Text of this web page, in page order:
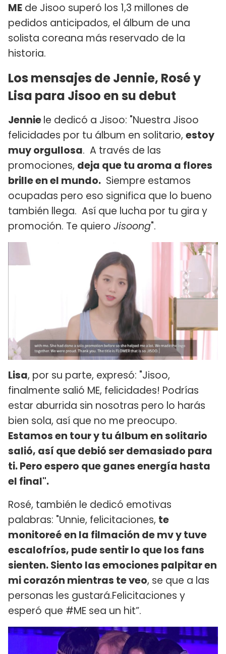
ME de Jisoo superó los 1,3 millones de
pedidos anticipados, el álbum de una
solista coreana más reservado de la
historia.
Los mensajes de Jennie, Rosé y
Lisa para Jisoo en su debut
Jenniele dedicó a Jisoo: "Nuestra Jisoo
felicidades por tu álbum en solitario, estoy
muy orgullosa. A través de las
promociones, deja que tu aroma a flores
brille en el mundo. Siempre estamos
ocupadas pero eso significa que lo bueno
también llega. Así que lucha por tu gira y
promoción. Te quiero Jisoong".
Lisa, por su parte, expresó: "Jisoo,
finalmente salió ME, felicidades! Podrías
estar aburrida sin nosotras pero lo harás
bien sola, así que no me preocupo.
Estamos en tour y tu álbum en solitario
salió, así que debió ser demasiado para
ti. Pero espero que ganes energía hasta
el final".
Rosé, también le dedicó emotivas
palabras: "Unnie, felicitaciones, te
monitoreé en la filmación de mv y tuve
escalofríos, pude sentir lo que los fans
sienten. Siento las emociones palpitar en
mi corazón mientras te veo, se que a las
personas les gustará.Felicitaciones y
esperó que #ME sea un hit”.